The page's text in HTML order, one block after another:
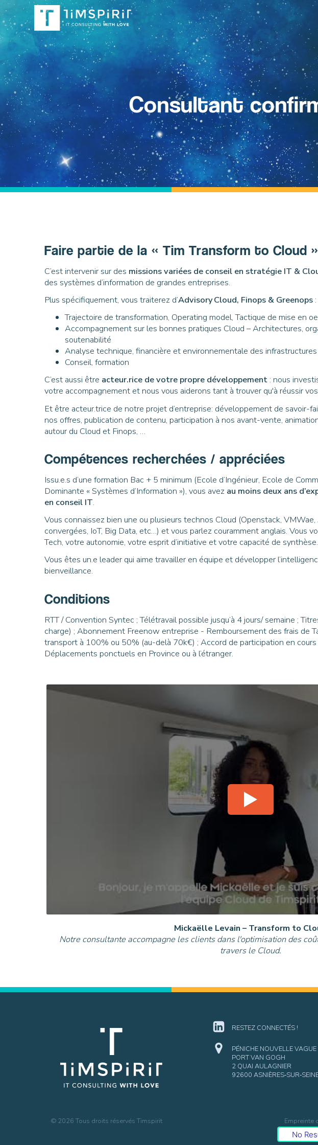
Consultant
Faire partie de la « Tim Transform to Cloud
C’est intervenir sur des missions variées de conseil en stratégie IT &
des systèmes d’information de grandes entreprises.
Plus spécifiquement, vous traiterez d’Advisory Cloud, Finops & Greenops :
Trajectoire de transformation, Operating model, Tactique de mise en
Accompagnement sur les bonnes pratiques Cloud – Architectures,
soutenabilité
Analyse technique, financière et environnementale des
Conseil, formation
C’est aussi être acteur.rice de votre propre développement : nous
votre accompagnement et nous vous aiderons tant à trouver qu'à réussir
Et être acteur.trice de notre projet d’entreprise: développement de savoir-
nos offres, publication de contenu, participation à nos avant-vente,
autour du Cloud et Finops, …
Compétences recherchées / appréciées
Issu.e.s d’une formation Bac + 5 minimum (Ecole d’Ingénieur, Ecole de
Dominante « Systèmes d’Information »), vous avez au moins deux ans
en conseil IT.
Vous connaissez bien une ou plusieurs technos Cloud (Openstack,
convergées, IoT, Big Data, etc…) et vous parlez couramment anglais. Vous
Tech, votre autonomie, votre esprit d’initiative et votre capacité de synthèse.
Vous êtes un.e leader qui aime travailler en équipe et développer
bienveillance.
Conditions
RTT / Convention Syntec ; Télétravail possible jusqu’à 4 jours/ semaine ;
charge) ; Abonnement Freenow entreprise - Remboursement des frais de
transport à 100% ou 50% (au-delà 70k€) ; Accord de participation en
Déplacements ponctuels en Province ou à l’étranger.
Mickaëlle Levain – Transform to
Notre consultante accompagne les clients dans l'optimisation des
travers le Cloud.
RESTEZ CONNECTÉS !
PÉNICHE NOUVELLE VAGUE
PORT VAN GOGH
2 QUAI AULAGNIER
92600
© 2026 Tous droits réservés Timspirit Empreinte
No